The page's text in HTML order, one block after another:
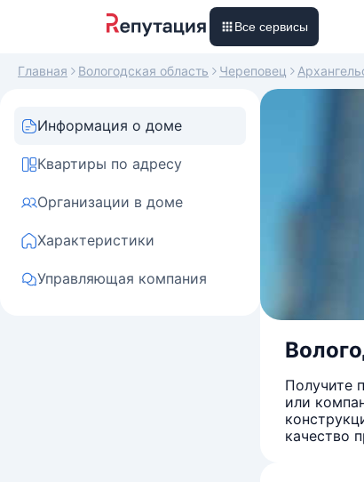
Все сервисы
Главная Вологодская область Череповец
Информация о доме
Квартиры по адресу
Организации в доме
Характеристики
Управляющая компания
Получите
или
качество